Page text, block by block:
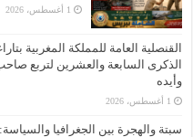
1 أغسطس، 2026
القنصلية العامة للمملكة المغربية
الذكرى السابعة والعشرين لتربع
وأيده
1 أغسطس، 2026
سبتة والهجرة بين الجغرافيا